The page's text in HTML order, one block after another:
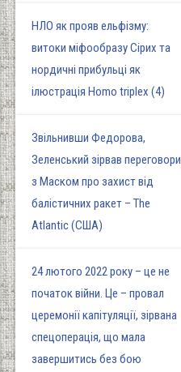
НЛО як прояв ельфізму:
витоки міфообразу Сірих та
нордичні прибульці як
ілюстрація Homo triplex (4)
Звільнивши Федорова,
Зеленський зірвав переговори
з Маском про захист від
балістичних ракет – The
Atlantic (США)
24 лютого 2022 року – це не
початок війни. Це – провал
церемонії капітуляції, зірвана
спецоперація, що мала
завершитись без бою